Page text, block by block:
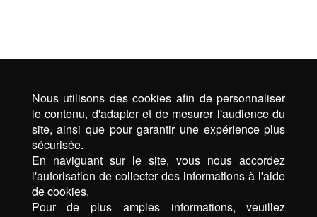
Nous utilisons des cookies afin de personnaliser
le contenu, d'adapter et de mesurer l'audience du
site, ainsi que pour garantir une expérience plus
sécurisée.
En naviguant sur le site, vous nous accordez
l'autorisation de collecter des informations à l'aide
de cookies.
Pour de plus amples informations, veuillez